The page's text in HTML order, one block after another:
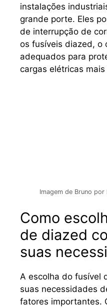
instalações
grande porte. Eles
de interrupção de
os fusíveis diazed, o
adequados para
cargas elétricas
Imagem de Bruno por
Como
de diazed
suas
A escolha do fusível
suas necessidades
fatores importantes.